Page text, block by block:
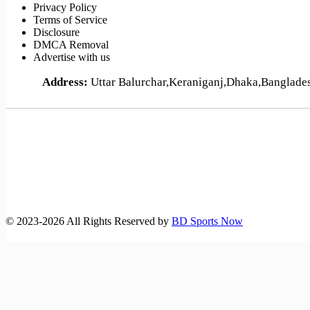
Privacy Policy
Terms of Service
Disclosure
DMCA Removal
Advertise with us
Address: Uttar
©️ 2023-2026 All Rights Reserved by BD Sports Now